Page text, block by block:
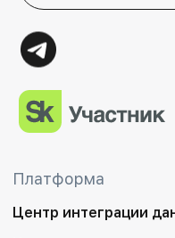
Платформа
Центр интеграции